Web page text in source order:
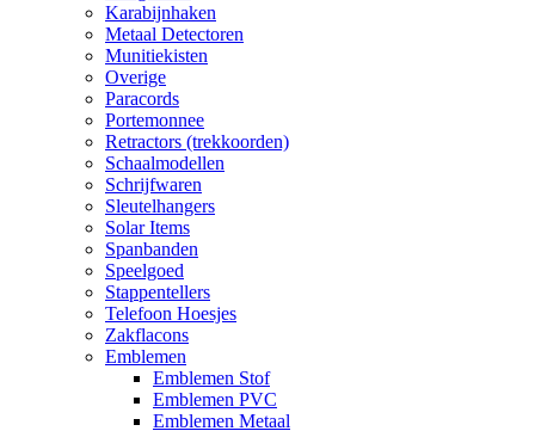
Karabijnhaken
Metaal Detectoren
Munitiekisten
Overige
Paracords
Portemonnee
Retractors (trekkoorden)
Schaalmodellen
Schrijfwaren
Sleutelhangers
Solar Items
Spanbanden
Speelgoed
Stappentellers
Telefoon Hoesjes
Zakflacons
Emblemen
Emblemen Stof
Emblemen PVC
Emblemen Metaal